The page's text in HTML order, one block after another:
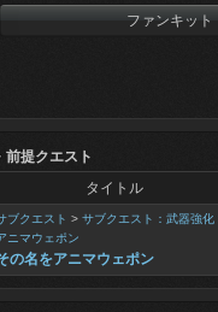
ファンキッ
前提クエスト
タイトル
ブクエスト > サブクエスト：武器強化
ニマウェポン
の名をアニマウェポン